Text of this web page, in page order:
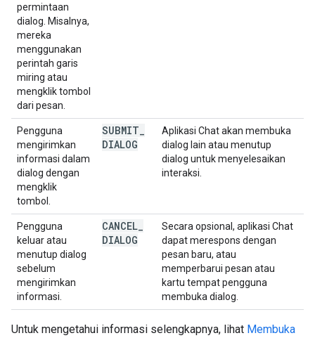
permintaan
dialog. Misalnya,
mereka
menggunakan
perintah garis
miring atau
mengklik tombol
dari pesan.
Pengguna
mengirimkan
informasi dalam
dialog dengan
mengklik
tombol.
SUBMIT
DIALOG
Aplikasi Chat akan membuka
dialog lain atau menutup
dialog untuk menyelesaikan
interaksi.
Pengguna
keluar atau
menutup dialog
sebelum
mengirimkan
informasi.
CANCEL
DIALOG
Secara opsional, aplikasi Chat
dapat merespons dengan
pesan baru, atau
memperbarui pesan atau
kartu tempat pengguna
membuka dialog.
Untuk mengetahui informasi selengkapnya, lihat Membuka